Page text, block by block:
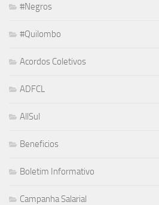
#Negros
#Quilombo
Acordos Coletivos
ADFCL
AllSul
Beneficios
Boletim Informativo
Campanha Salarial